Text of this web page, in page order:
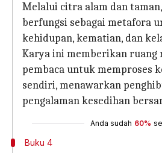
Melalui citra alam dan
berfungsi sebagai metafora
kehidupan, kematian, dan
Karya ini memberikan
pembaca untuk memproses
sendiri, menawarkan
pengalaman kesedihan
Anda sudah 60%
Buku 4